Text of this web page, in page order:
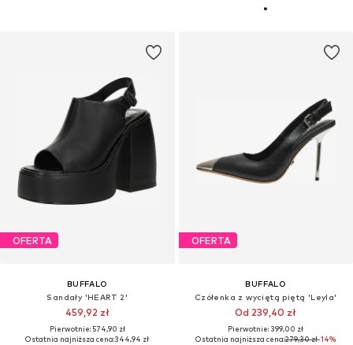
OFERTA
BUFFALO
Sandały 'HEART 2'
459,92 zł
Pierwotnie: 574,90 zł
Ostatnia najniższa cena:344,94 zł
OFERTA
BUFFALO
Czółenka z wyciętą piętą 'Leyla'
Od 239,40 zł
Pierwotnie: 399,00 zł
Ostatnia najniższa cena:279,30 zł-14%